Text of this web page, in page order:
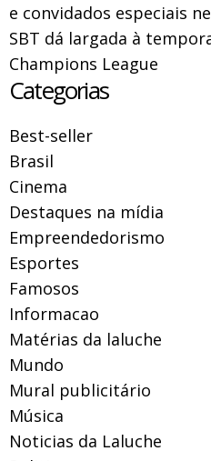
e convidados especiais
SBT dá largada à
Champions League
Categorias
Best-seller
Brasil
Cinema
Destaques na mídia
Empreendedorismo
Esportes
Famosos
Informacao
Matérias da laluche
Mundo
Mural publicitário
Música
Noticias da Laluche